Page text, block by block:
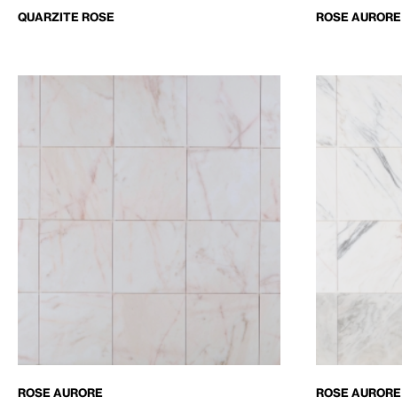
QUARZITE ROSE ROSE AURORE
ROSE AURORE ROSE AURORE